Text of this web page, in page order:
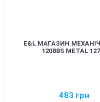
E&L МАГАЗИН
120BBS METAL
483 грн